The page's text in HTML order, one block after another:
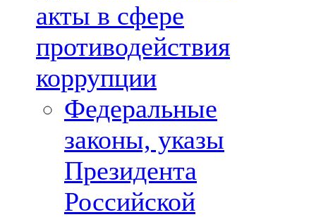
акты в сфере
противодействия
коррупции
Федеральные
законы, указы
Президента
Российской